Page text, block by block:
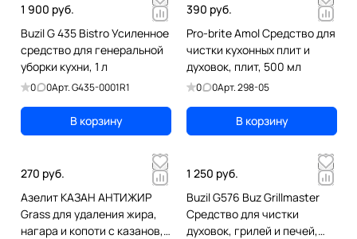
1 900 руб.
Buzil G 435 Bistro Усиленное
средство для генеральной
уборки кухни, 1 л
0 0Арт.G435-0001R1
В корзину
390 руб.
Pro-brite Amol Средство для
чистки кухонных плит и
духовок, плит, 500 мл
0 0Арт.298-05
В корзину
270 руб.
Азелит КАЗАН АНТИЖИР
Grass для удаления жира,
нагара и копоти с казанов,
1 250 руб.
Buzil G576 Buz Grillmaster
Средство для чистки
духовок, грилей и печей,